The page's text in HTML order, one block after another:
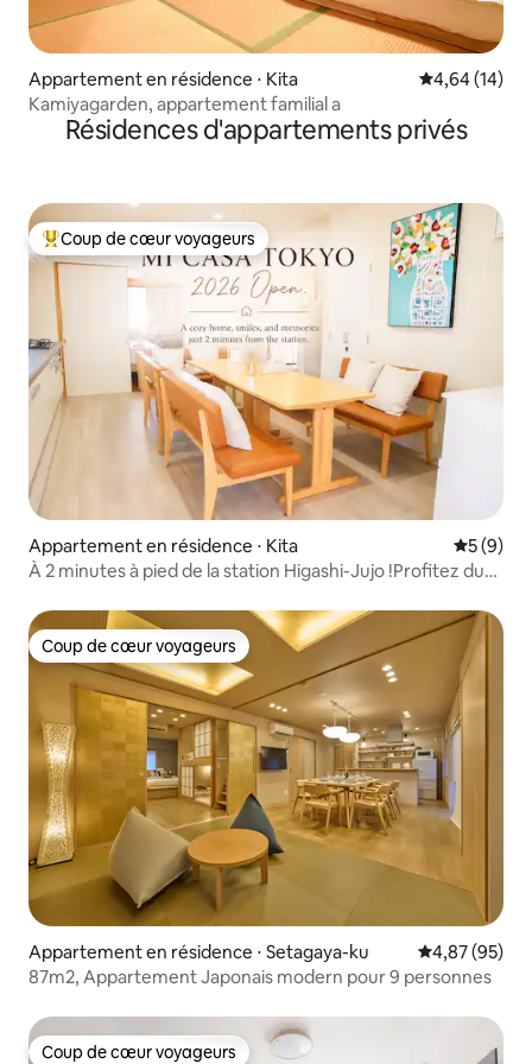
Appartement en résidence ⋅ Kita Évaluation
4,64 (14)
Kamiyagarden, appartement familial a
Résidences d'appartements privés
Coups de cœur voyageurs les plus appréciés
Coup de cœur voyageurs
Appartement en résidence ⋅ Kita
5 (9)
À 2 minutes à pied de la station Higashi-Jujo !Profitez du
ce spacieux 3LDK rénové.Voyage pratique sur la ligne JR
Saikyo
Coup de cœur voyageurs
Coup de cœur voyageurs
Appartement en résidence ⋅ Setagaya-ku Évaluation
4,87 (95)
87m2, Appartement Japonais modern pour 9 personnes
Coup de cœur voyageurs